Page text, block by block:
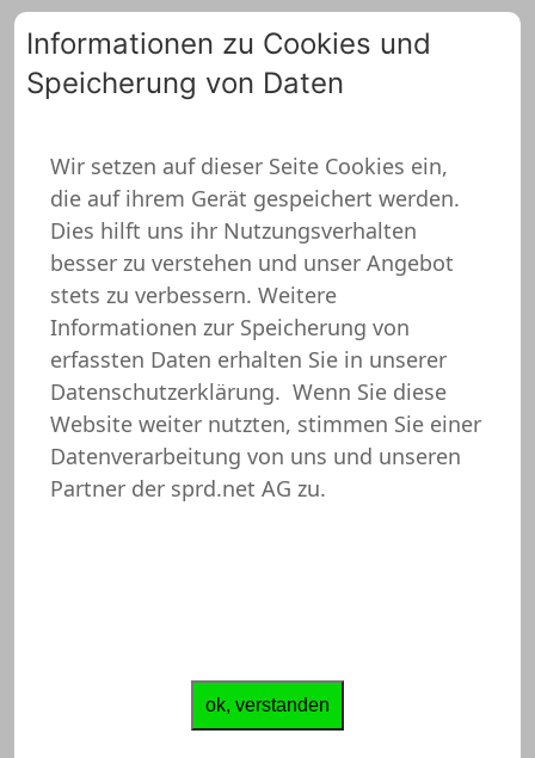
Abi Abschluss Hoodie
Informationen zu Cookies und
Speicherung von Daten
Wir setzen auf dieser Seite Cookies ein,
die auf ihrem Gerät gespeichert werden.
Dies hilft uns ihr Nutzungsverhalten
besser zu verstehen und unser Angebot
stets zu verbessern. Weitere
Informationen zur Speicherung von
erfassten Daten erhalten Sie in unserer
Datenschutzerklärung. Wenn Sie diese
Website weiter nutzten, stimmen Sie einer
Datenverarbeitung von uns und unseren
Partner der sprd.net AG zu.
ok, verstanden